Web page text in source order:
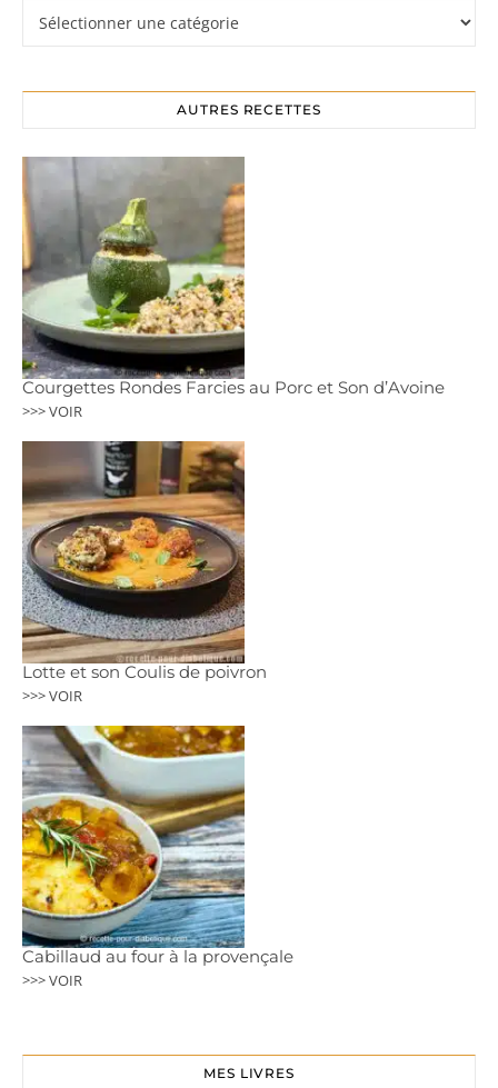
AUTRES RECETTES
Courgettes Rondes Farcies au Porc et Son d’Avoine
>>> VOIR
Lotte et son Coulis de poivron
>>> VOIR
Cabillaud au four à la provençale
>>> VOIR
MES LIVRES